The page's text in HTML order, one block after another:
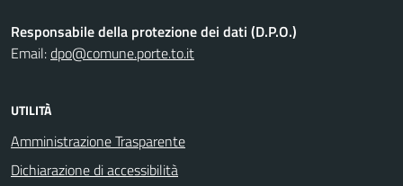
Responsabile della protezione dei dati (D.P.O.)
Email:dpo@comune.porte.to.it
UTILITÀ
Amministrazione Trasparente
Dichiarazione di accessibilità